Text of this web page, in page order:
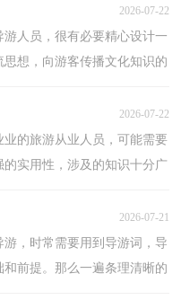
2026-07-22
人员，很有必要精心设计一
想，向游客传播文化知识的
2026-07-22
的旅游从业人员，可能需要
实用性，涉及的知识十分广
2026-07-21
，时常需要用到导游词，导
前提。那么一遍条理清晰的